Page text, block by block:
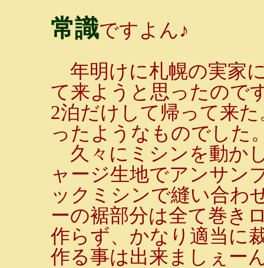
常識ですよん♪
年明けに札幌の実家
て来ようと思ったので
2泊だけして帰って来
ったようなものでした
久々にミシンを動か
ャージ生地でアンサン
ックミシンで縫い合わ
ーの裾部分は全て巻き
作らず、かなり適当に
作る事は出来ましぇー